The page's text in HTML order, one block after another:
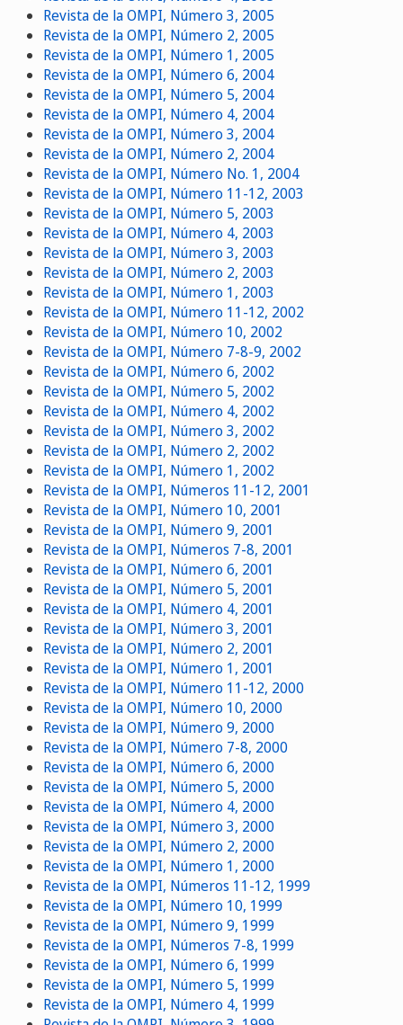
Revista de la OMPI, Número 3, 2005
Revista de la OMPI, Número 2, 2005
Revista de la OMPI, Número 1, 2005
Revista de la OMPI, Número 6, 2004
Revista de la OMPI, Número 5, 2004
Revista de la OMPI, Número 4, 2004
Revista de la OMPI, Número 3, 2004
Revista de la OMPI, Número 2, 2004
Revista de la OMPI, Número No. 1, 2004
Revista de la OMPI, Número 11-12, 2003
Revista de la OMPI, Número 5, 2003
Revista de la OMPI, Número 4, 2003
Revista de la OMPI, Número 3, 2003
Revista de la OMPI, Número 2, 2003
Revista de la OMPI, Número 1, 2003
Revista de la OMPI, Número 11-12, 2002
Revista de la OMPI, Número 10, 2002
Revista de la OMPI, Número 7-8-9, 2002
Revista de la OMPI, Número 6, 2002
Revista de la OMPI, Número 5, 2002
Revista de la OMPI, Número 4, 2002
Revista de la OMPI, Número 3, 2002
Revista de la OMPI, Número 2, 2002
Revista de la OMPI, Número 1, 2002
Revista de la OMPI, Números 11-12, 2001
Revista de la OMPI, Número 10, 2001
Revista de la OMPI, Número 9, 2001
Revista de la OMPI, Números 7-8, 2001
Revista de la OMPI, Número 6, 2001
Revista de la OMPI, Número 5, 2001
Revista de la OMPI, Número 4, 2001
Revista de la OMPI, Número 3, 2001
Revista de la OMPI, Número 2, 2001
Revista de la OMPI, Número 1, 2001
Revista de la OMPI, Número 11-12, 2000
Revista de la OMPI, Número 10, 2000
Revista de la OMPI, Número 9, 2000
Revista de la OMPI, Número 7-8, 2000
Revista de la OMPI, Número 6, 2000
Revista de la OMPI, Número 5, 2000
Revista de la OMPI, Número 4, 2000
Revista de la OMPI, Número 3, 2000
Revista de la OMPI, Número 2, 2000
Revista de la OMPI, Número 1, 2000
Revista de la OMPI, Números 11-12, 1999
Revista de la OMPI, Número 10, 1999
Revista de la OMPI, Número 9, 1999
Revista de la OMPI, Números 7-8, 1999
Revista de la OMPI, Número 6, 1999
Revista de la OMPI, Número 5, 1999
Revista de la OMPI, Número 4, 1999